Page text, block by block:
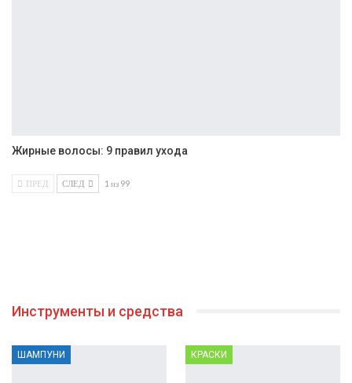
Жирные волосы: 9 правил ухода
ПРЕД СЛЕД 1 из 99
Инструменты и средства
ШАМПУНИ КРАСКИ